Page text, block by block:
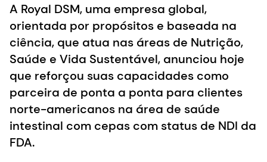
A Royal DSM, uma empresa global,
orientada por propósitos e baseada na
ciência, que atua nas áreas de Nutrição,
Saúde e Vida Sustentável, anunciou hoje
que reforçou suas capacidades como
parceira de ponta a ponta para clientes
norte-americanos na área de saúde
intestinal com cepas com status de NDI da
FDA.